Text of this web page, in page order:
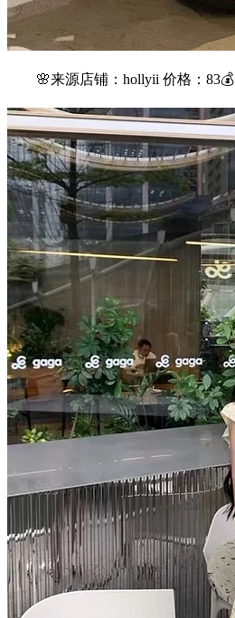
🌸来源店铺：hollyii 价格：83💰